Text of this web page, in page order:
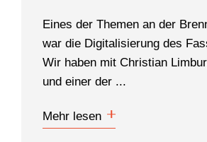
Eines der Themen an der
war die Digitalisierung des
Wir haben mit Christian
und einer der ...
Mehr lesen